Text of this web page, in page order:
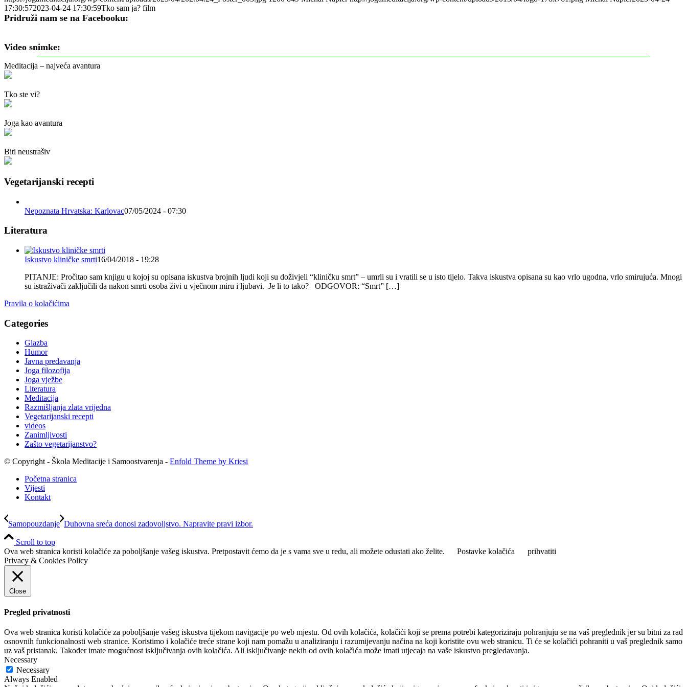
17:30:572023-04-24 17:30:59Tko sam ja? film
Pridruži nam se na Facebooku:
Video snimke:
Meditacija – najveća avantura
Tko ste vi?
Joga kao avantura
Biti neustrašiv
Vegetarijanski recepti
Nepoznata Hrvatska: Karlovac07/05/2024 - 07:30
Literatura
Iskustvo kliničke smrti16/04/2018 - 19:28
PITANJE: Pročitao sam knjigu u kojoj su opisana iskustva brojnih ljudi koji su doživjeli “kliničku smrt” – umrli su i vratili se u isto tijelo. Takva iskustva opisana su kao vrlo ugodna, vrlo smirujuća. Mnogi
su istraživači zaključili da nakon smrti osoba živi u vječnom miru i ljubavi. Je li to tako? ODGOVOR: “Smrt” […]
Pravila o kolačićima
Categories
Glazba
Humor
Javna predavanja
Joga filozofija
Joga vježbe
Literatura
Meditacija
Razmišljanja zlata vrijedna
Vegetarijanski recepti
videos
Zanimljivosti
Zašto vegetarijanstvo?
© Copyright - Škola Meditacije i Samoostvarenja - Enfold Theme by Kriesi
Početna stranica
Vijesti
Kontakt
Samopouzdanje Duhovna sreća donosi zadovoljstvo. Napravite pravi izbor.
Scroll to top
Ova web stranica koristi kolačiće za poboljšanje vašeg iskustva. Pretpostavit ćemo da je s vama sve u redu, ali možete odustati ako želite.
Postavke kolačića
prihvatiti
Privacy & Cookies Policy
Close
Pregled privatnosti
Ova web stranica koristi kolačiće za poboljšanje vašeg iskustva tijekom navigacije po web mjestu. Od ovih kolačića, kolačići koji se prema potrebi kategoriziraju pohranjuju se na vaš preglednik jer su bitni za rad
osnovnih funkcionalnosti web stranice. Koristimo i kolačiće treće strane koji nam pomažu u analiziranju i razumijevanju načina na koji koristite ovu web stranicu. Ti će se kolačići pohraniti u vaš preglednik samo
uz vaš pristanak. Također imate mogućnost isključivanja ovih kolačića. Ali isključivanje nekih od ovih kolačića može imati utjecaja na vaše iskustvo pregledavanja.
Necessary
Necessary
Always Enabled